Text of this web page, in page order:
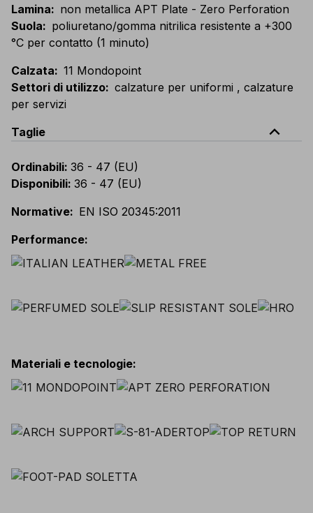
Lamina: non metallica APT Plate - Zero Perforation
Suola: poliuretano/gomma nitrilica resistente a +300
°C per contatto (1 minuto)
Calzata: 11 Mondopoint
Settori di utilizzo: calzature per uniformi , calzature
per servizi
Taglie
expand_less
Ordinabili: 36 - 47 (EU)
Disponibili: 36 - 47 (EU)
Normative: EN ISO 20345:2011
Performance:
Materiali e tecnologie: